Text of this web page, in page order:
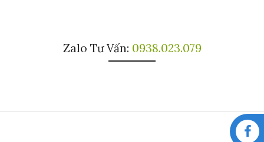
Zalo Tư Vấn: 0938.023.079